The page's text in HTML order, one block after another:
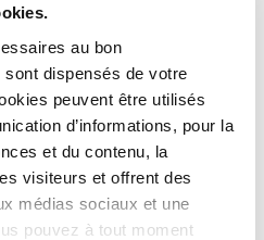
au bon
dispensés de votre
peuvent être utilisés
d’informations, pour la
et du contenu, la
visiteurs et offrent des
médias sociaux et une
pouvez à tout moment
d’achèvement de
par la mairie de
de la nature de
du bien